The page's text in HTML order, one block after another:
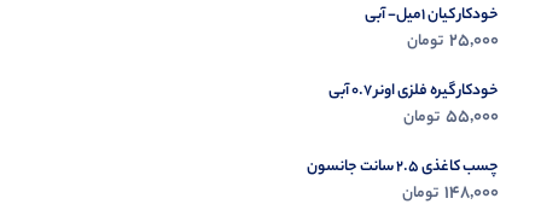
خودکار کیان 1میل- آبی
25,000 تومان
خودکار گیره فلزی اونر 0.7 آبی
55,000 تومان
چسب کاغذی 2.5 سانت جانسون
148,000 تومان